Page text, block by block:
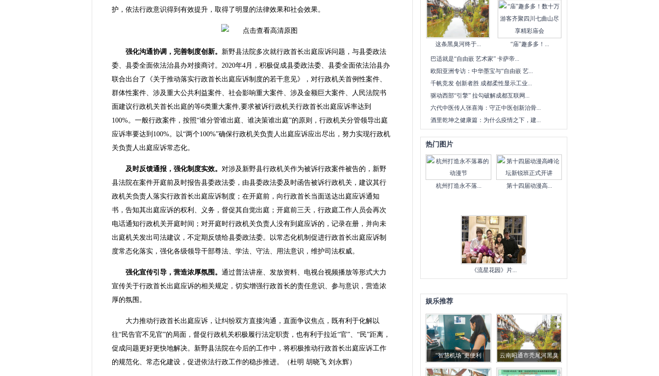
护，依法行政意识得到有效提升，取得了明显的法律效果和社会效果。
强化沟通协调，完善制度创新。 新野县法院多次就行政首长出庭应诉问题，与县委政法
委、县委全面依法治县办对接商讨。2020年4月，积极促成县委政法委、县委全面依法治县办
联合出台了《关于推动落实行政首长出庭应诉制度的若干意见》，对行政机关首例性案件、
群体性案件、涉及重大公共利益案件、社会影响重大案件、涉及金额巨大案件、人民法院书
面建议行政机关首长出庭的等6类重大案件,要求被诉行政机关行政首长出庭应诉率达到
100%。一般行政案件，按照“谁分管谁出庭、谁决策谁出庭”的原则，行政机关分管领导出庭
应诉率要达到100%。以“两个100%”确保行政机关负责人出庭应诉应出尽出，努力实现行政机
关负责人出庭应诉常态化。
及时反馈通报，强化制度实效。 对涉及新野县行政机关作为被诉行政案件被告的，新野
县法院在案件开庭前及时报告县委政法委，由县委政法委及时函告被诉行政机关，建议其行
政机关负责人落实行政首长出庭应诉制度；在开庭前，向行政首长当面送达出庭应诉通知
书，告知其出庭应诉的权利、义务，督促其自觉出庭；开庭前三天，行政庭工作人员会再次
电话通知行政机关开庭时间；对开庭时行政机关负责人没有到庭应诉的，记录在册，并向未
出庭机关发出司法建议，不定期反馈给县委政法委。以常态化机制促进行政首长出庭应诉制
度常态化落实，强化各级领导干部尊法、学法、守法、用法意识，维护司法权威。
强化宣传引导，营造浓厚氛围。 通过普法讲座、发放资料、电视台视频播放等形式大力
宣传关于行政首长出庭应诉的相关规定，切实增强行政首长的责任意识、参与意识，营造浓
厚的氛围。
大力推动行政首长出庭应诉，让纠纷双方直接沟通，直面争议焦点，既有利于化解以
往“民告官不见官”的局面，督促行政机关积极履行法定职责，也有利于拉近“官”、“民”距离，
促成问题更好更快地解决。新野县法院在今后的工作中，将积极推动行政首长出庭应诉工作
的规范化、常态化建设，促进依法行政工作的稳步推进。（杜明 胡晓飞 刘永辉）
这条黑臭河终于... “庙”趣多多！...
巴适就是“自由嵌 艺术家” 卡萨帝...
欧阳亚洲专访：中华墨宝与“自由嵌 艺...
千帆竞发 创新者胜 成都柔性显示工业...
驱动西部“引擎” 拉勾破解成都互联网...
六代中医传人张喜海：守正中医创新治骨...
酒里乾坤之健康篇：为什么疫情之下，建...
热门图片
杭州打造永不落... 第十四届动漫高...
《流星花园》片...
娱乐推荐
“智慧机场”更便利
云南昭通市秃尾河黑臭
了30多年 如今大力偿还